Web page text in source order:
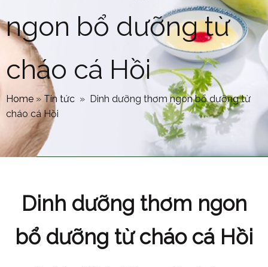
ngon bổ dưỡng từ
cháo cá Hồi
Home »Tin tức » Dinh dưỡng thơm ngon bổ dưỡng từ
cháo cá Hồi
Dinh dưỡng thơm ngon
bổ dưỡng từ cháo cá Hồi